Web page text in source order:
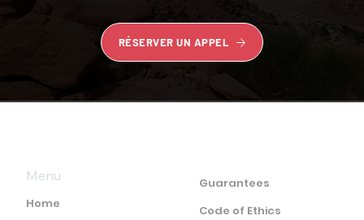
RÉSERVER UN APPEL
Home
Menu
Guarantees
Code of Ethics